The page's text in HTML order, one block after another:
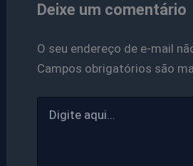
Deixe um comentário
O seu endereço de e-mail
Campos obrigatórios são
aqui...